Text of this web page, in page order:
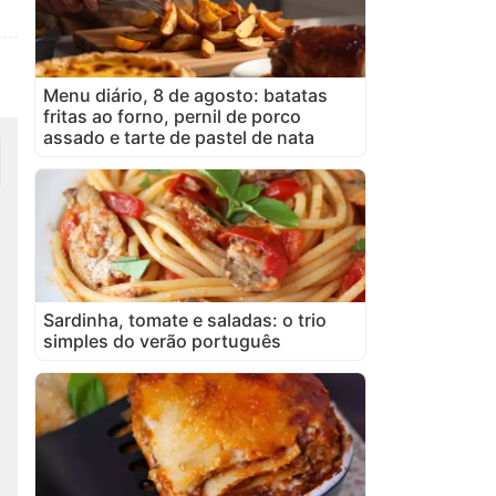
Menu diário, 8 de agosto: batatas
fritas ao forno, pernil de porco
assado e tarte de pastel de nata
Sardinha, tomate e saladas: o trio
simples do verão português